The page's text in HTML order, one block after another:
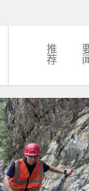
推
荐